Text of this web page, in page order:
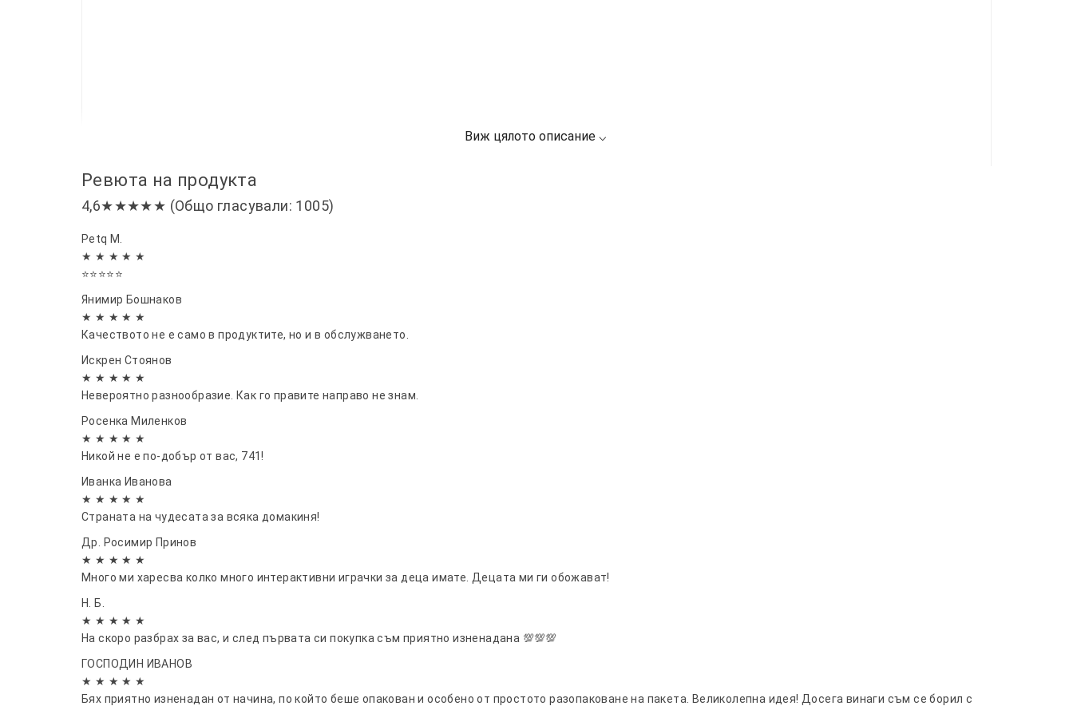
Ревюта на продукта
4,6★★★★★ (Общо гласували: 1005)
Petq M.
★ ★ ★ ★ ★
⭐⭐⭐⭐⭐
Янимир Бошнаков
★ ★ ★ ★ ★
Качеството не е само в продуктите, но и в обслужването.
Искрен Стоянов
★ ★ ★ ★ ★
Невероятно разнообразие. Как го правите направо не знам.
Росенка Миленков
★ ★ ★ ★ ★
Никой не е по-добър от вас, 741!
Иванка Иванова
★ ★ ★ ★ ★
Страната на чудесата за всяка домакиня!
Др. Росимир Принов
★ ★ ★ ★ ★
Много ми харесва колко много интерактивни играчки за деца имате. Децата ми ги обожават!
Н. Б.
★ ★ ★ ★ ★
На скоро разбрах за вас, и след първата си покупка съм приятно изненадана 💯💯💯
ГОСПОДИН ИВАНОВ
★ ★ ★ ★ ★
Бях приятно изненадан от начина, по който беше опакован и особено от простото разопаковане на пакета. Великолепна идея! Досега винаги съм се борил с